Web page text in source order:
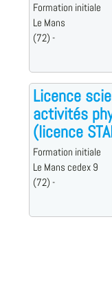
Formation initiale
Le Mans
(72) -
Licence
activités
(licence
Formation initiale
Le Mans cedex 9
(72) -